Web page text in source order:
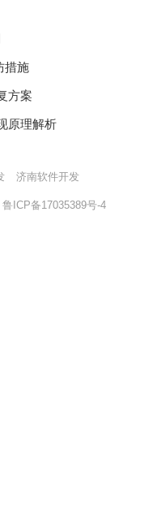
措施
方案
原理解析
济南软件开发
鲁ICP备17035389号-4